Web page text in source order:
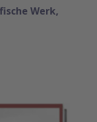
Werk,